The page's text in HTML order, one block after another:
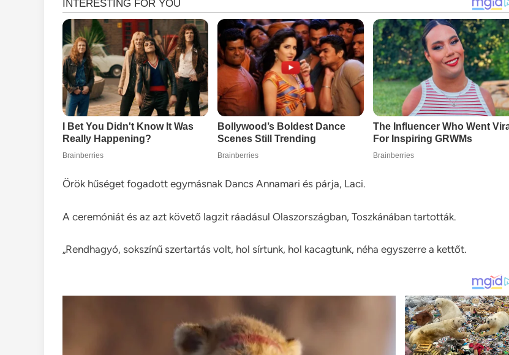
Örök hűséget fogadott egymásnak Dancs Annamari és párja, Laci.
A ceremóniát és az azt követő lagzit ráadásul Olaszországban, Toszkánában tartották.
„Rendhagyó, sokszínű szertartás volt, hol sírtunk, hol kacagtunk, néha egyszerre a kettőt.